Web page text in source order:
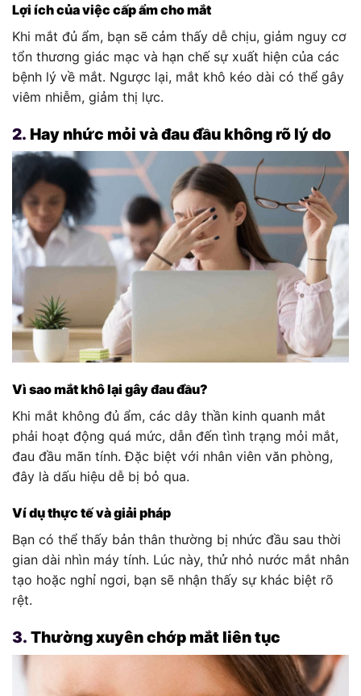
Lợi ích của việc cấp ẩm cho mắt
Khi mắt đủ ẩm, bạn sẽ cảm thấy dễ chịu, giảm nguy cơ
tổn thương giác mạc và hạn chế sự xuất hiện của các
bệnh lý về mắt. Ngược lại, mắt khô kéo dài có thể gây
viêm nhiễm, giảm thị lực.
2. Hay nhức mỏi và đau đầu không rõ lý do
Vì sao mắt khô lại gây đau đầu?
Khi mắt không đủ ẩm, các dây thần kinh quanh mắt
phải hoạt động quá mức, dẫn đến tình trạng mỏi mắt,
đau đầu mãn tính. Đặc biệt với nhân viên văn phòng,
đây là dấu hiệu dễ bị bỏ qua.
Ví dụ thực tế và giải pháp
Bạn có thể thấy bản thân thường bị nhức đầu sau thời
gian dài nhìn máy tính. Lúc này, thử nhỏ nước mắt nhân
tạo hoặc nghỉ ngơi, bạn sẽ nhận thấy sự khác biệt rõ
rệt.
3. Thường xuyên chớp mắt liên tục